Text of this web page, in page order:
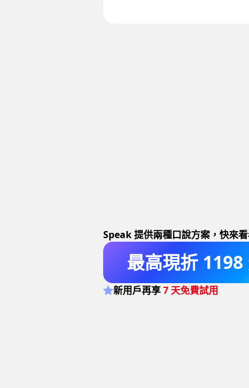
Speak 提供兩種口說方案， 快來
最高現折
新用戶再享7 天免費試用